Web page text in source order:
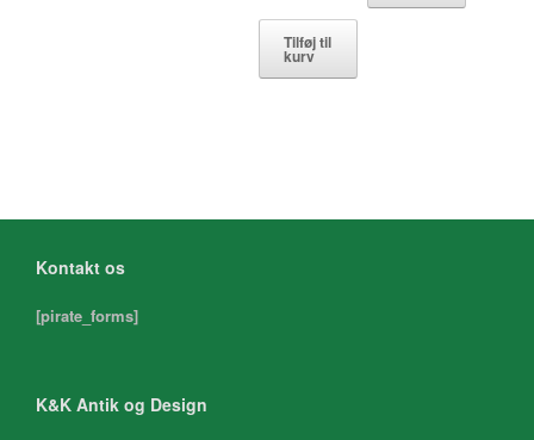
Tilføj til
kurv
Kontakt os
[pirate_forms]
K&K Antik og Design